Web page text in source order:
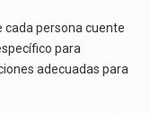
cada persona cuente
para
adecuadas para